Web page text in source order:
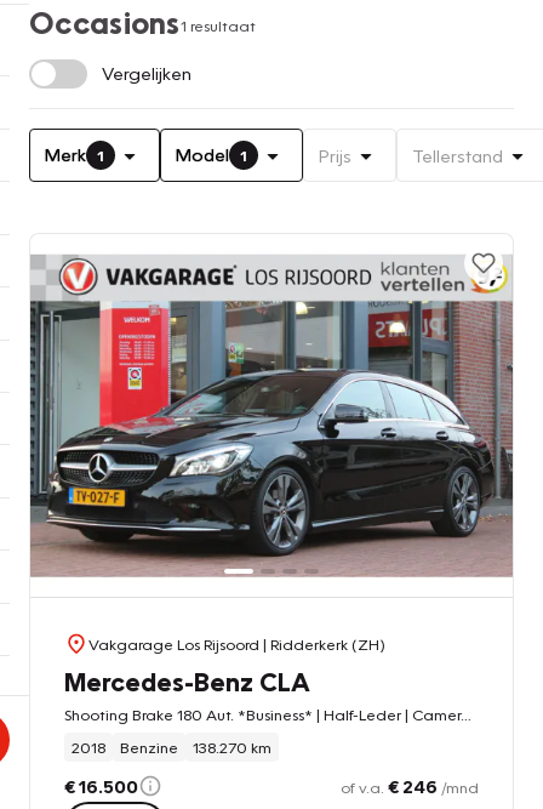
Occasions1 resultaat
Vergelijken
Merk 1 Model 1 Prijs Tellerstand
Vakgarage Los Rijsoord | Ridderkerk (ZH)
Mercedes-Benz CLA
Shooting Brake 180 Aut. *Business* | Half-Leder | Camera | Cruise Control | A/C | PDC | Navigatie | Orig. NL |
2018
Benzine 138.270 km
€ 16.500 of v.a. € 246 /mnd